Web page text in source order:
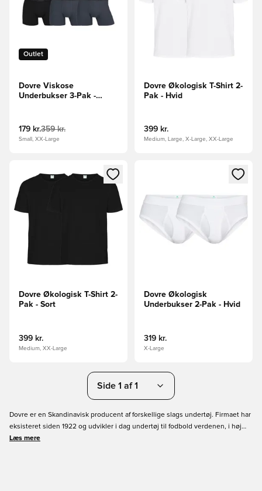
Outlet
Dovre Viskose
Underbukser 3-Pak -
179 kr.359 kr.
Small, XX-Large
Dovre Økologisk T-Shirt 2-
Pak - Hvid
399 kr.
Medium, Large, X-Large, XX-Large
Åbner en Modal til at logge ind eller tilmelde dig som
Dovre Økologisk T-Shirt 2-
Pak - Sort
399 kr.
Medium, XX-Large
Åbner en Modal til at logge
Dovre Økologisk
Underbukser 2-Pak - Hvid
319 kr.
X-Large
Side 1 af 1
Dovre er en Skandinavisk producent af forskellige slags undertøj. Firmaet har
eksisteret siden 1922 og udvikler i dag undertøj til fodbold verdenen, i høj
kvalitet. Hos Unisport kan du find et stort udvalg af Dovre produkter, som
Læs mere